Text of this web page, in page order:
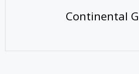
Continental